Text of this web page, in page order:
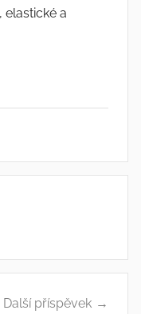
elastické a
Další příspěvek